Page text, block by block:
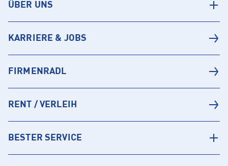
ÜBER UNS
KARRIERE & JOBS
FIRMENRADL
RENT / VERLEIH
BESTER SERVICE